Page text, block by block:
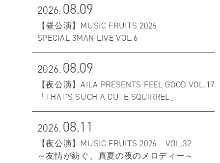
2026.08.09
【昼公演】MUSIC FRUITS 2026
SPECIAL 3MAN LIVE VOL.6
2026.08.09
【夜公演】AILA PRESENTS FEEL GOOD VOL.17
「THAT'S SUCH A CUTE SQUIRREL」
2026.08.11
【夜公演】MUSIC FRUITS 2026 VOL.32
～友情が紡ぐ、真夏の夜のメロディー～